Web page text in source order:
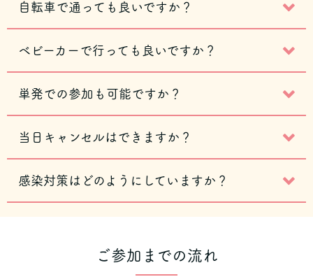
自転車で通っても良いですか？
ベビーカーで行っても良いですか？
単発での参加も可能ですか？
当日キャンセルはできますか？
感染対策はどのようにしていますか？
ご参加までの流れ